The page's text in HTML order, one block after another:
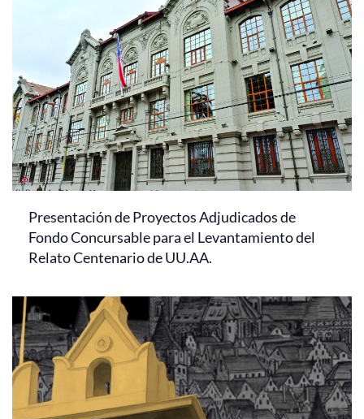
Presentación de Proyectos Adjudicados de
Fondo Concursable para el Levantamiento del
Relato Centenario de UU.AA.